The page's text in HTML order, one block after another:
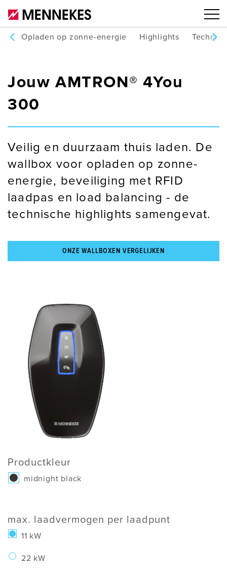
Opladen op zonne-energie Highlights
Jouw AMTRON® 4You
300
Veilig en duurzaam thuis laden. De
wallbox voor opladen op zonne-
energie, beveiliging met RFID
laadpas en load balancing - de
technische highlights samengevat.
ONZE WALLBOXEN VERGELIJKEN
Productkleur
midnight black
max. laadvermogen per laadpunt
11 kW
22 kW